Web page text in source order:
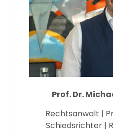
Prof. Dr.
Rechtsanwalt |
Schiedsrichter |